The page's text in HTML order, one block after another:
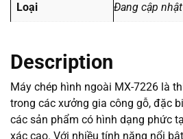
Description
Máy chép hình ngoài MX-7226 là
trong các xưởng gia công gỗ, đặc
các sản phẩm có hình dạng phức
xác cao. Với nhiều tính năng nổi
Loại Đang cập nhật